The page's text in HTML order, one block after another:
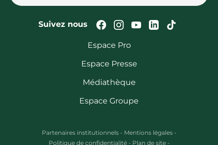
Suivez nous Suivez-nous sur
Suivez-nous sur
Suivez-nous
Suivez-Suivez-
Espace Pro
Espace Presse
Médiathèque
Espace Groupe
Partenaires institutionnels - Mentions légales -
Politique de confidentialité - Plan de site -